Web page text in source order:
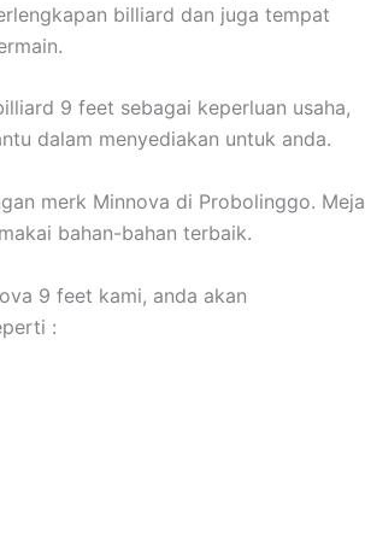
billiard dan juga tempat
9 feet sebagai keperluan usaha,
dalam menyediakan untuk anda.
merk Minnova di Probolinggo. Meja
bahan-bahan terbaik.
9 feet kami, anda akan
: